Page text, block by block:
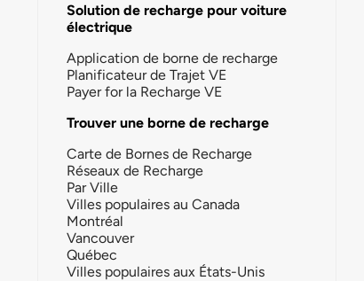
Solution de recharge pour voiture
électrique
Application de borne de recharge
Planificateur de Trajet VE
Payer for la Recharge VE
Trouver une borne de recharge
Carte de Bornes de Recharge
Réseaux de Recharge
Par Ville
Villes populaires au Canada
Montréal
Vancouver
Québec
Villes populaires aux États-Unis